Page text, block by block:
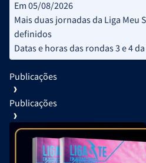
Publicações
Publicações
Em 05/08/2026
Mais duas jornadas da Liga Meu
definidos
Datas e horas das rondas 3 e 4